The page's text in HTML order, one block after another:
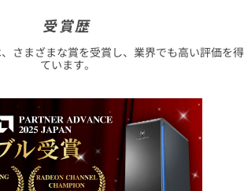
受賞歴
さまざまな賞を受賞し、業界でも高い評価を得
ています。